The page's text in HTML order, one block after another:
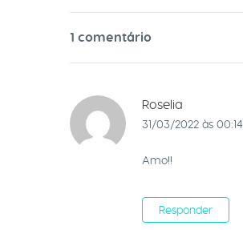
1 comentário
Roselia
31/03/2022 às 00:14
Amo!!
Responder